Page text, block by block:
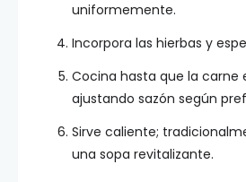
uniformemente.
Incorpora las hierbas y
Cocina hasta que la carne
ajustando sazón según
Sirve caliente;
una sopa revitalizante.